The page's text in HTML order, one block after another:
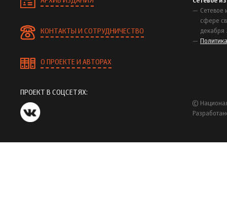
КОНТАКТЫ И СОТРУДНИЧЕСТВО
О ПРОЕКТЕ И АВТОРАХ
Сетевое
сфере
декабря
ПРОЕКТ В СОЦСЕТЯХ:
©